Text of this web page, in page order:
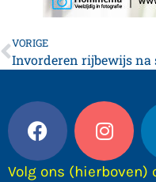
VORIGE
Volg ons (hierboven)